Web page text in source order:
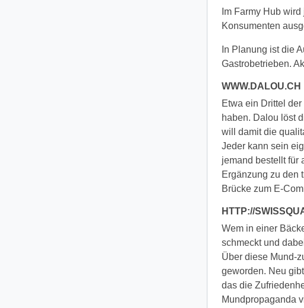
Im Farmy Hub
Konsumenten
In Planung ist die
Gastrobetrieben.
WWW.DALOU.CH
Etwa ein Drittel
haben. Dalou löst
will damit die
Jeder kann sein
jemand bestellt für
Ergänzung zu den
Brücke zum E-
HTTP://
Wem in einer
schmeckt und
Über diese Mund-
geworden. Neu
das die
Mundpropaganda